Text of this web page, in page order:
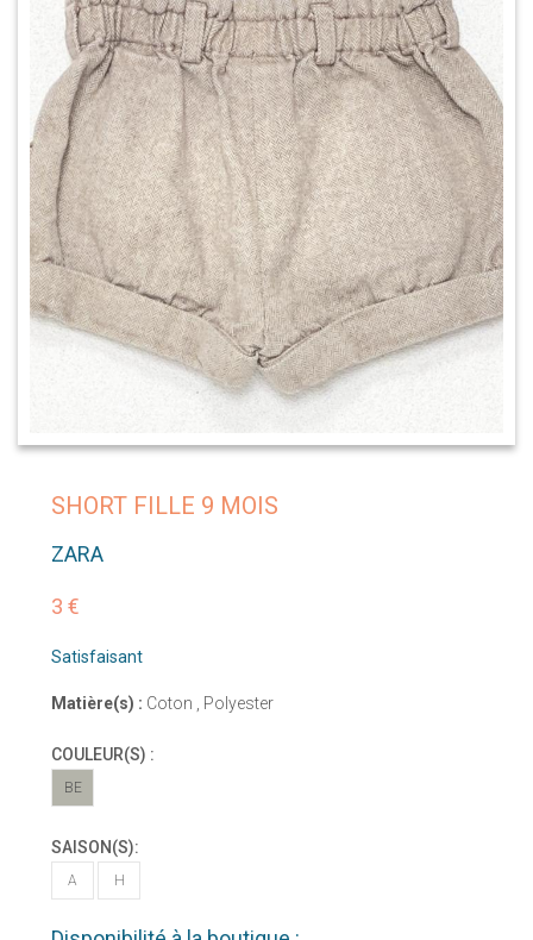
SHORT FILLE 9 MOIS
ZARA
3 €
Satisfaisant
Matière(s) : Coton , Polyester
COULEUR(S) :
BE
SAISON(S):
A H